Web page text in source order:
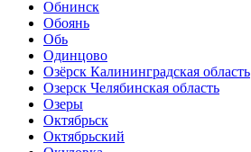
Обнинск
Обоянь
Обь
Одинцово
Озёрск Калининградская область
Озерск Челябинская область
Озеры
Октябрьск
Октябрьский